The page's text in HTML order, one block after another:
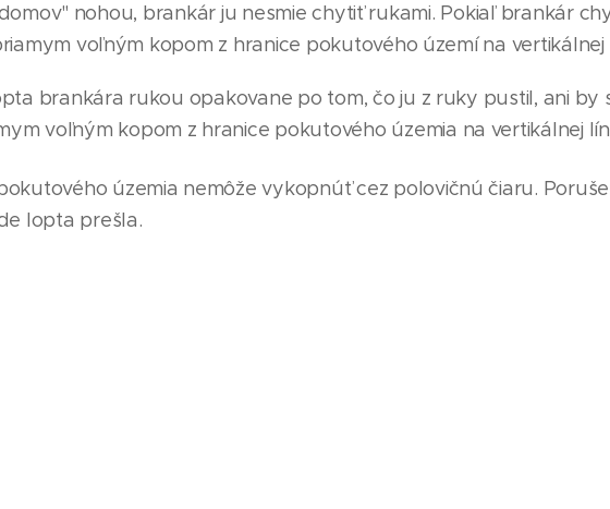
nohou, brankár ju nesmie chytiť rukami. Pokiaľ brankár
voľným kopom z hranice pokutového území na vertikálnej
brankára rukou opakovane po tom, čo ju z ruky pustil, ani
voľným kopom z hranice pokutového územia na vertikálnej
územia nemôže vykopnúť cez polovičnú čiaru.
lopta prešla.